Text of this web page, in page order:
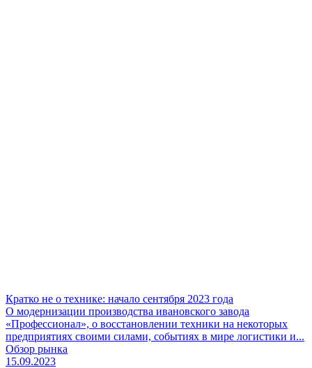
Кратко не о технике: начало сентября 2023 года
О модернизации производства ивановского завода
«Профессионал», о восстановлении техники на некоторых
предприятиях своими силами, событиях в мире логистики и...
Обзор рынка
15.09.2023